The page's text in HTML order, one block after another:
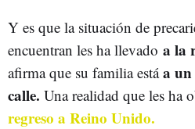
Y es que la situación de
encuentran les ha llevado a la
afirma que su familia estáa
calle. Una realidad que les ha
regreso a Reino Unido.